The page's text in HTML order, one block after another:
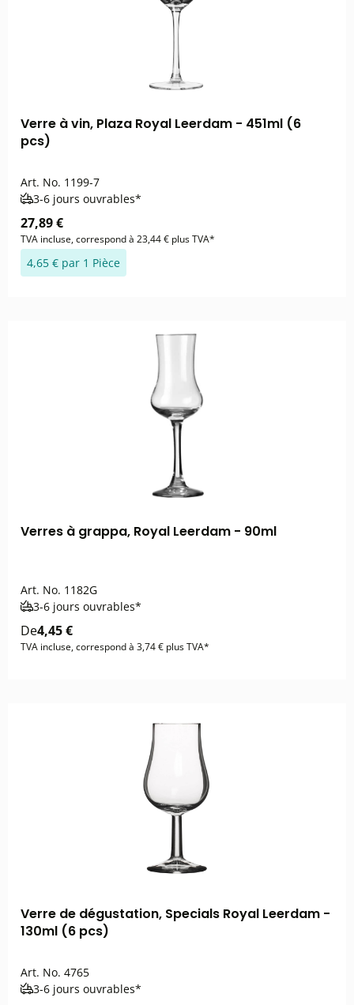
Verre à vin, Plaza Royal Leerdam - 451ml (6
pcs)
Art. No. 1199-7
3-6 jours ouvrables*
27,89 €
TVA incluse, correspond à 23,44 € plus TVA*
4,65 € par 1 Pièce
Verres à grappa, Royal Leerdam - 90ml
Art. No. 1182G
3-6 jours ouvrables*
De4,45 €
TVA incluse, correspond à 3,74 € plus TVA*
Verre de dégustation, Specials Royal Leerdam -
130ml (6 pcs)
Art. No. 4765
3-6 jours ouvrables*